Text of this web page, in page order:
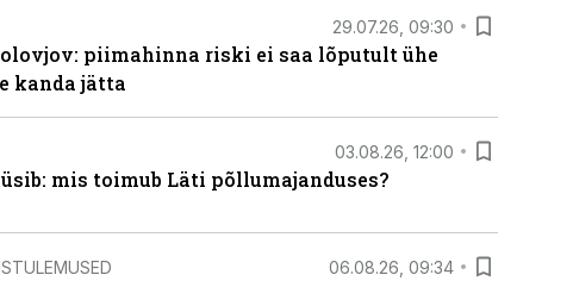
29.07.26, 09:30
piimahinna riski ei saa lõputult ühe
kanda jätta
03.08.26, 12:00
mis toimub Läti põllumajanduses?
06.08.26, 09:34